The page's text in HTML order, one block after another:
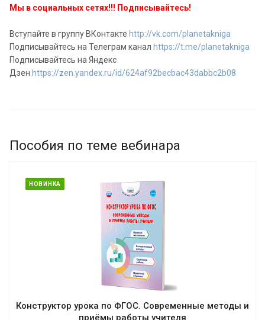
Мы в социальных сетях!!! Подписывайтесь!
Вступайте в группу ВКонтакте http://vk.com/planetakniga
Подписывайтесь на Телеграм канал https://t.me/planetakniga
Подписывайтесь на Яндекс
Дзен https://zen.yandex.ru/id/624af92becbac43dabbc2b08
Пособия по теме вебинара
НОВИНКА
Конструктор урока по ФГОС. Современные методы и
приёмы работы учителя